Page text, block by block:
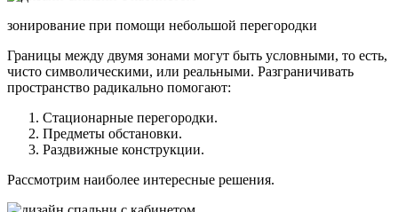
зонирование при помощи небольшой перегородки
Границы между двумя зонами могут быть условными, то есть,
чисто символическими, или реальными. Разграничивать
пространство радикально помогают:
Стационарные перегородки.
Предметы обстановки.
Раздвижные конструкции.
Рассмотрим наиболее интересные решения.